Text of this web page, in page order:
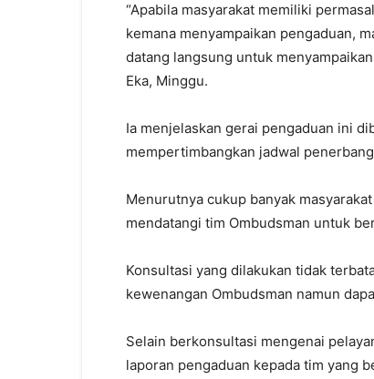
“Apabila masyarakat memiliki
kemana menyampaikan pengaduan,
datang langsung untuk
Eka, Minggu.
Ia menjelaskan gerai pengaduan ini
mempertimbangkan jadwal
Menurutnya cukup banyak
mendatangi tim Ombudsman untuk
Konsultasi yang dilakukan tidak
kewenangan Ombudsman namun
Selain berkonsultasi mengenai
laporan pengaduan kepada tim yang